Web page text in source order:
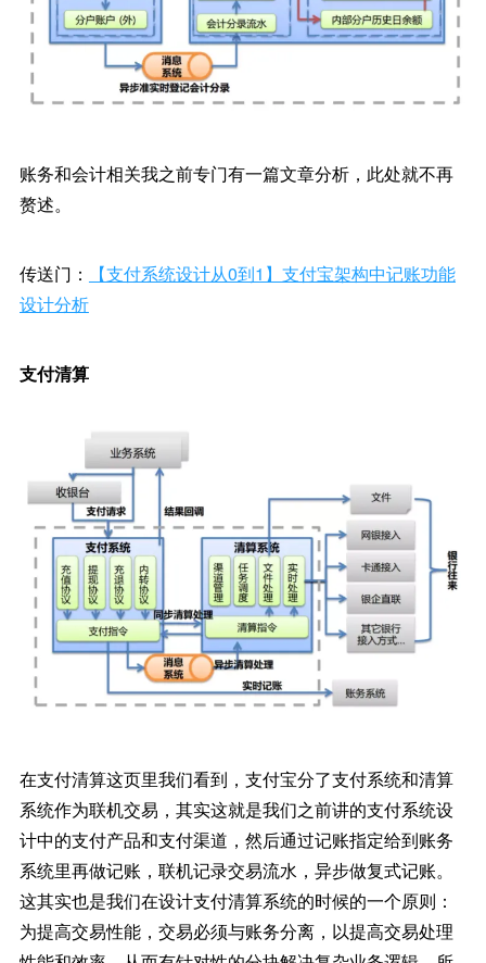
账务和会计相关我之前专门有一篇文章分析，此处就不再
赘述。
传送门：
【支付系统设计从0到1】支付宝架构中记账功能
设计分析
支付清算
在支付清算这页里我们看到，支付宝分了支付系统和清算
系统作为联机交易，其实这就是我们之前讲的支付系统设
计中的支付产品和支付渠道，然后通过记账指定给到账务
系统里再做记账，联机记录交易流水，异步做复式记账。
这其实也是我们在设计支付清算系统的时候的一个原则：
为提高交易性能，交易必须与账务分离，以提高交易处理